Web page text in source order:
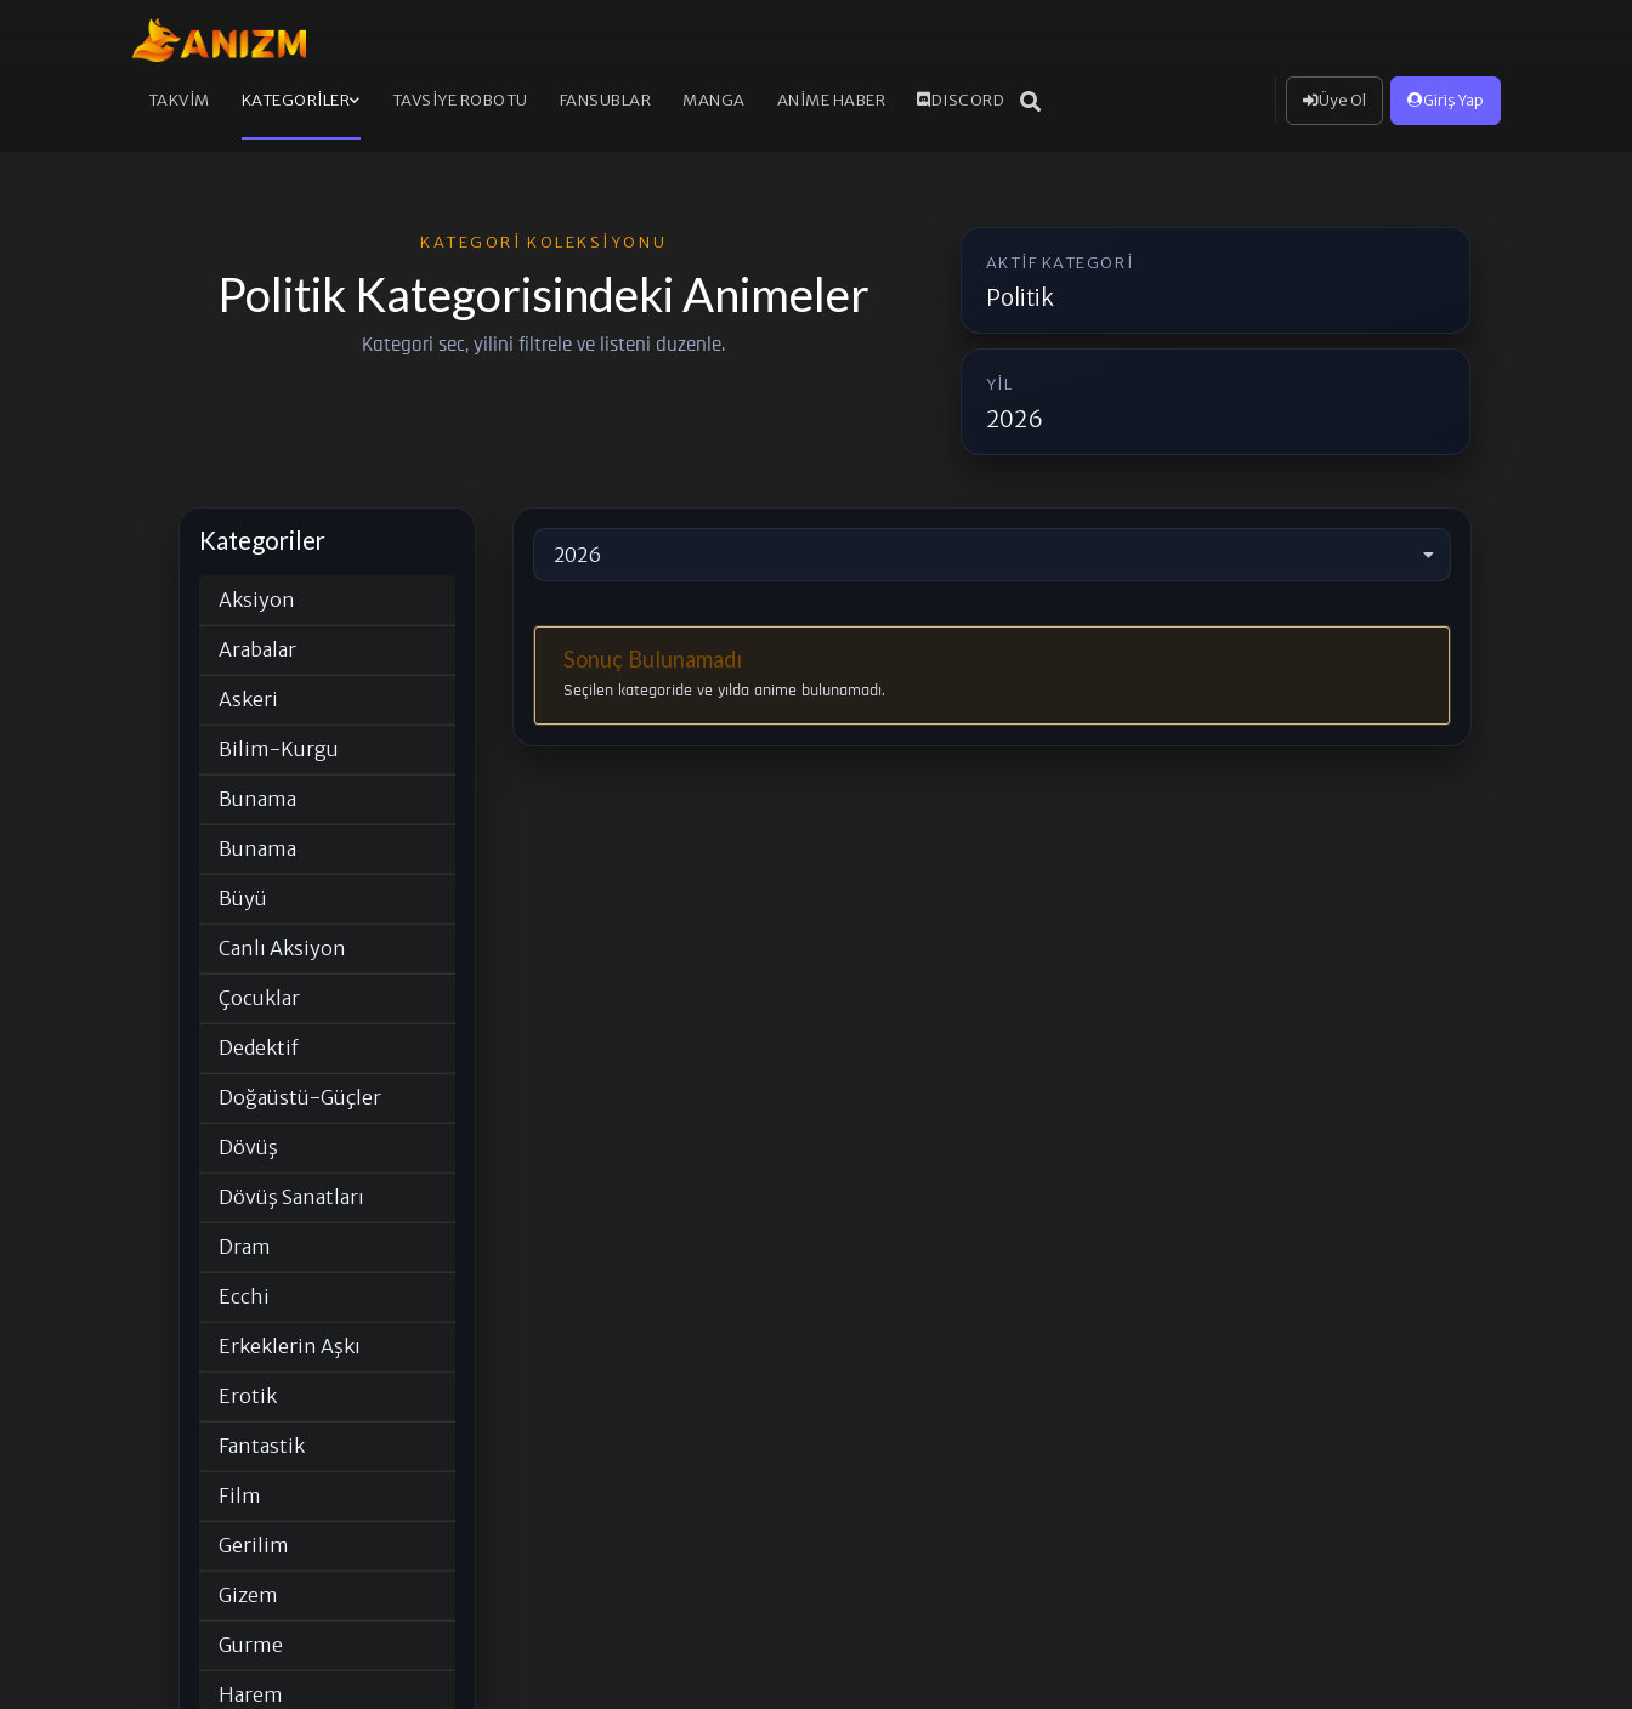
TAKVİM KATEGORİLER TAVSİYE ROBOTU FANSUBLAR MANGA ANİME HABER DISCORD Üye Ol Giriş Yap
KATEGORI KOLEKSIYONU
Politik Kategorisindeki Animeler
Kategori sec, yilini filtrele ve listeni duzenle.
AKTIF KATEGORI
Politik
YIL
2026
Kategoriler
Aksiyon
Arabalar
Askeri
Bilim-Kurgu
Bunama
Bunama
Büyü
Canlı Aksiyon
Çocuklar
Dedektif
Doğaüstü-Güçler
Dövüş
Dövüş Sanatları
Dram
Ecchi
Erkeklerin Aşkı
Erotik
Fantastik
Film
Gerilim
Gizem
Gurme
Harem
2026
Sonuç Bulunamadı
Seçilen kategoride ve yılda anime bulunamadı.